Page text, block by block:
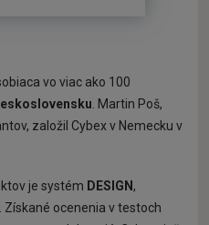
vo viac ako 100
. Martin Poš,
založil Cybex v Nemecku v
je systém DESIGN,
. Získané ocenenia v testoch